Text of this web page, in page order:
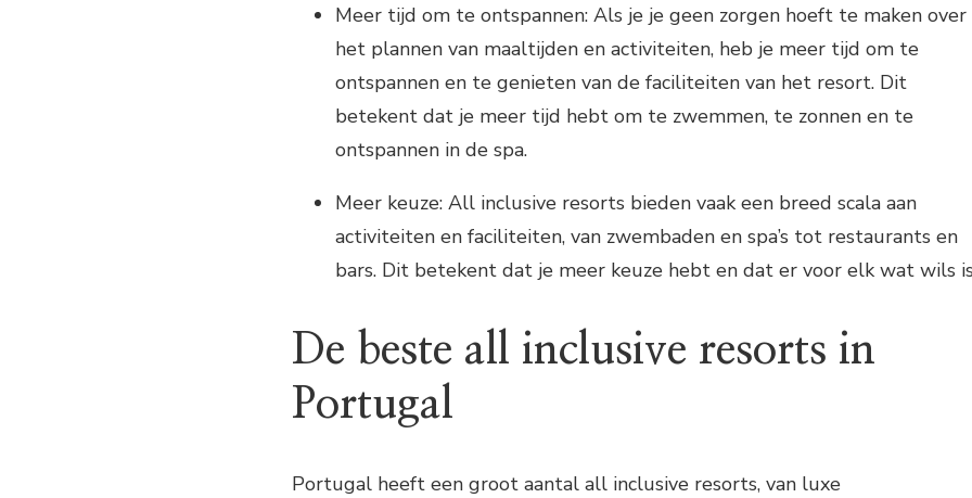
Meer tijd om te ontspannen: Als je je geen zorgen hoeft te maken over
het plannen van maaltijden en activiteiten, heb je meer tijd om te
ontspannen en te genieten van de faciliteiten van het resort. Dit
betekent dat je meer tijd hebt om te zwemmen, te zonnen en te
ontspannen in de spa.
Meer keuze: All inclusive resorts bieden vaak een breed scala aan
activiteiten en faciliteiten, van zwembaden en spa’s tot restaurants en
bars. Dit betekent dat je meer keuze hebt en dat er voor elk wat wils
De beste all inclusive resorts in
Portugal
Portugal heeft een groot aantal all inclusive resorts, van luxe